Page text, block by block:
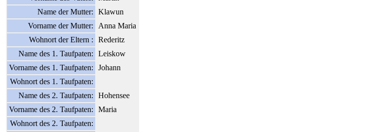
Name der Mutter:
Klawun
Vorname der Mutter:
Anna Maria
Wohnort der Eltern :
Rederitz
Name des 1. Taufpaten:
Leiskow
Vorname des 1. Taufpaten:
Johann
Wohnort des 1. Taufpaten:
Name des 2. Taufpaten:
Hohensee
Vorname des 2. Taufpaten:
Maria
Wohnort des 2. Taufpaten: